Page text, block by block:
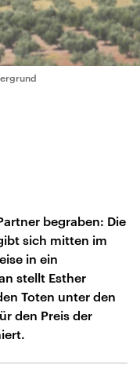
begraben: Die
sich mitten im
in ein
stellt Esther
Toten unter den
den Preis der